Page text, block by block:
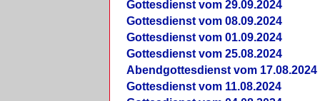
Gottesdienst vom 29.09.2024
Gottesdienst vom 08.09.2024
Gottesdienst vom 01.09.2024
Gottesdienst vom 25.08.2024
Abendgottesdienst vom 17.08.2024
Gottesdienst vom 11.08.2024